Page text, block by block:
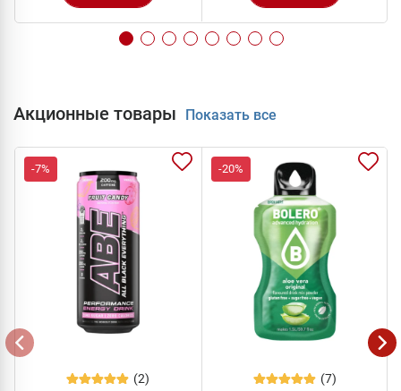
Акционные товары Показать все
-7%
(2)
-20%
(7)